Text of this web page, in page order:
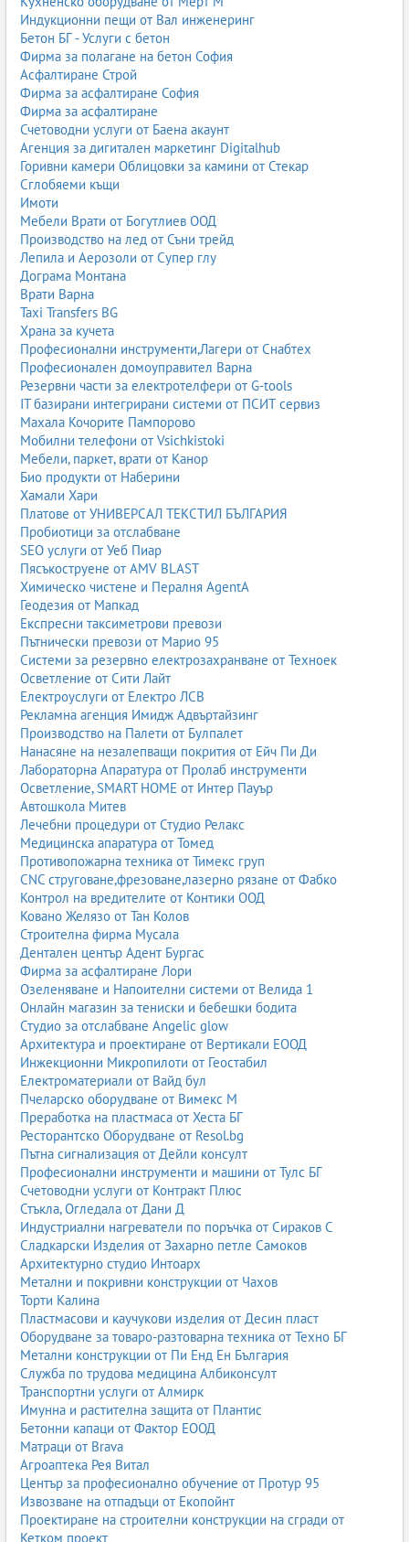
Индукционни пещи от Вал инженеринг
Бетон БГ - Услуги с бетон
Фирма за полагане на бетон София
Асфалтиране Строй
Фирма за асфалтиране София
Фирма за асфалтиране
Счетоводни услуги от Баена акаунт
Агенция за дигитален маркетинг Digitalhub
Горивни камери Облицовки за камини от Стекар
Сглобяеми къщи
Имоти
Мебели Врати от Богутлиев ООД
Производство на лед от Съни трейд
Лепила и Аерозоли от Супер глу
Дограма Монтана
Врати Варна
Taxi Transfers BG
Храна за кучета
Професионални инструменти,Лагери от Снабтех
Професионален домоуправител Варна
Резервни части за електротелфери от G-tools
IT базирани интегрирани системи от ПСИТ сервиз
Махала Кочорите Пампорово
Мобилни телефони от Vsichkistoki
Мебели, паркет, врати от Канор
Био продукти от Наберини
Хамали Хари
Платове от УНИВЕРСАЛ ТЕКСТИЛ БЪЛГАРИЯ
Пробиотици за отслабване
SEO услуги от Уеб Пиар
Пясъкоструене от AMV BLAST
Химическо чистене и Пералня AgentA
Геодезия от Мапкад
Експресни таксиметрови превози
Пътнически превози от Марио 95
Системи за резервно електрозахранване от Техноек
Осветление от Сити Лайт
Електроуслуги от Електро ЛСВ
Рекламна агенция Имидж Адвъртайзинг
Производство на Палети от Булпалет
Нанасяне на незалепващи покрития от Ейч Пи Ди
Лабораторна Апаратура от Пролаб инструменти
Осветление, SMART HOME от Интер Пауър
Автошкола Митев
Лечебни процедури от Студио Релакс
Медицинска апаратура от Томед
Противопожарна техника от Тимекс груп
CNC струговане,фрезоване,лазерно рязане от Фабко
Контрол на вредителите от Контики ООД
Ковано Желязо от Тан Колов
Строителна фирма Мусала
Дентален център Адент Бургас
Фирма за асфалтиране Лори
Озеленяване и Напоителни системи от Велида 1
Онлайн магазин за тениски и бебешки бодита
Студио за отслабване Angelic glow
Архитектура и проектиране от Вертикали ЕООД
Инжекционни Микропилоти от Геостабил
Електроматериали от Вайд бул
Пчеларско оборудване от Вимекс М
Преработка на пластмаса от Хеста БГ
Ресторантско Оборудване от Resol.bg
Пътна сигнализация от Дейли консулт
Професионални инструменти и машини от Тулс БГ
Счетоводни услуги от Контракт Плюс
Стъкла, Огледала от Дани Д
Индустриални нагреватели по поръчка от Сираков С
Сладкарски Изделия от Захарно петле Самоков
Архитектурно студио Интоарх
Метални и покривни конструкции от Чахов
Торти Калина
Пластмасови и каучукови изделия от Десин пласт
Оборудване за товаро-разтоварна техника от Техно БГ
Метални конструкции от Пи Енд Ен България
Служба по трудова медицина Албиконсулт
Транспортни услуги от Алмирк
Имунна и растителна защита от Плантис
Бетонни капаци от Фактор ЕООД
Матраци от Brava
Агроаптека Рея Витал
Център за професионално обучение от Протур 95
Извозване на отпадъци от Екопойнт
Проектиране на строителни конструкции на сгради от
Кетком проект